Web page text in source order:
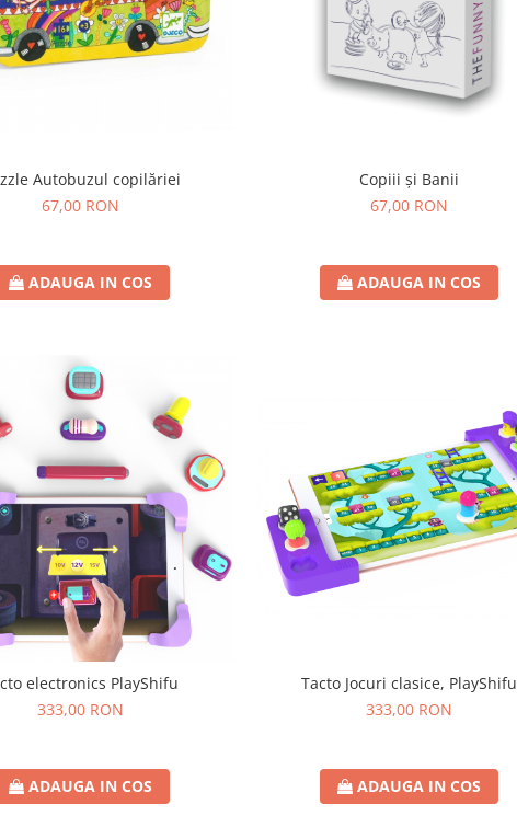
Autobuzul copilăriei
67,00 RON
ADAUGA IN COS
Copiii și Banii
67,00 RON
ADAUGA IN COS
electronics PlayShifu
333,00 RON
ADAUGA IN COS
Tacto Jocuri clasice, PlayShifu
333,00 RON
ADAUGA IN COS